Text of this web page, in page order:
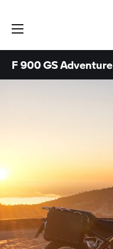
F 900 GS Adventure